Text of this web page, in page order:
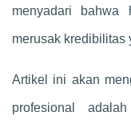
menyadari bahwa
merusak kredibilitas
Artikel ini akan
profesional